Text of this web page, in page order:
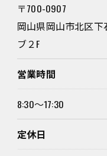
〒700-0907
岡山県岡山市北区下
ブ２F
営業時間
8:30～17:30
定休日